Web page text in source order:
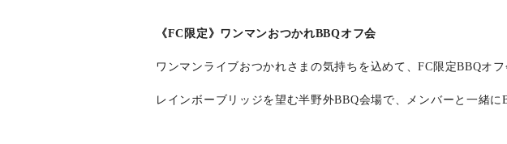
《FC限定》ワンマンおつかれBBQオフ会
ワンマンライブおつかれさまの気持ちを込めて、FC限定BBQオフ
レインボーブリッジを望む半野外BBQ会場で、メンバーと一緒